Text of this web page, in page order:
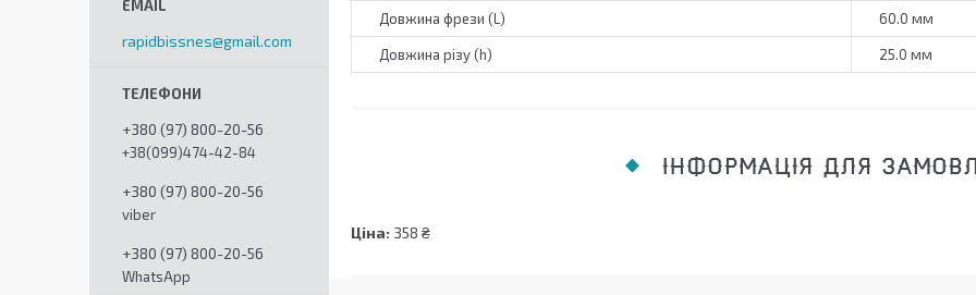
Довжина фрези (L) 60.0 мм
Довжина різу (h) 25.0 мм
ІНФОРМАЦІЯ ДЛЯ
Ціна: 358 ₴
rapidbissnes@gmail.com
+380 (97) 800-20-56
+38(099)474-42-84
+380 (97) 800-20-56
viber
+380 (97) 800-20-56
WhatsApp